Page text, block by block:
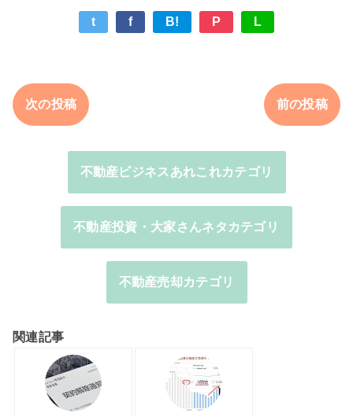
t f B! P L
次の投稿 前の投稿
不動産ビジネスあれこれカテゴリ
不動産投資・大家さんネタカテゴリ
不動産売却カテゴリ
関連記事